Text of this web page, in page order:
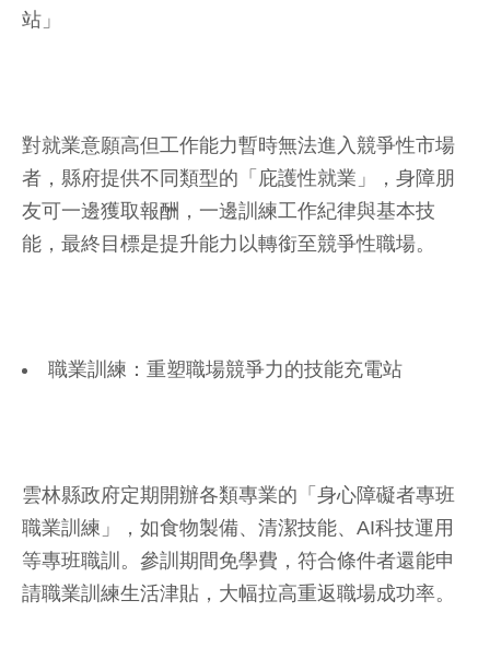
站」
對就業意願高但工作能力暫時無法進入競爭性市場
者，縣府提供不同類型的「庇護性就業」，身障朋
友可一邊獲取報酬，一邊訓練工作紀律與基本技
能，最終目標是提升能力以轉銜至競爭性職場。
職業訓練：重塑職場競爭力的技能充電站
雲林縣政府定期開辦各類專業的「身心障礙者專班
職業訓練」，如食物製備、清潔技能、AI科技運用
等專班職訓。參訓期間免學費，符合條件者還能申
請職業訓練生活津貼，大幅拉高重返職場成功率。